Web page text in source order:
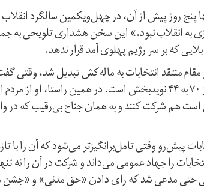
روز پیش از آن، در چهل‌و‌یکمین سالگرد
به انقلاب نبود.» این سخن هشداری تلویحی
که بر سر رژیم پهلوی آمد قرار ندهد.
مقام منتقد انتخابات به ماله‌کش تبدیل شد،
غیررقابتی در انتخابات مجلس یازدهم از ۷۰ به ۴۴ نوید‌بخش است. در
است هم شرکت کنند و به همان جناح بی‌رقیب که در
پیش‌رو وقتی تامل‌برانگیزتر می‌شود که آن را با
را جهاد عمومی می‌داند و شرکت در آن را نه
حتی مدعی شد که رای دادن «حق مدنی» و